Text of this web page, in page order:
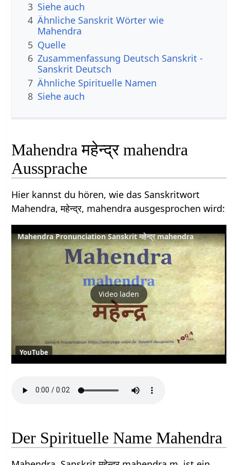
3 Siehe auch
4 Ähnliche Sanskrit Wörter wie
Mahendra
5 Quelle
6 Zusammenfassung Deutsch Sanskrit -
Sanskrit Deutsch
7 Ähnliche Spirituelle Namen
8 Siehe auch
Mahendra महेन्द्र mahendra
Aussprache
Hier kannst du hören, wie das Sanskritwort
Mahendra, महेन्द्र, mahendra ausgesprochen wird:
Mahendra Pronunciation Sanskrit महेन्द्र mahendra
Video laden
YouTube
Der Spirituelle Name Mahendra